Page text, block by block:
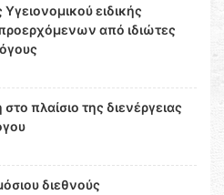
ειδικής
από ιδιώτες
πλαίσιο της διενέργειας
διεθνούς